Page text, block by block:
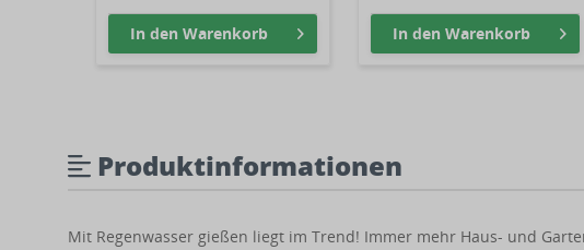
In den Warenkorb In den Warenkorb
Produktinformationen
Mit Regenwasser gießen liegt im Trend! Immer mehr Haus- und